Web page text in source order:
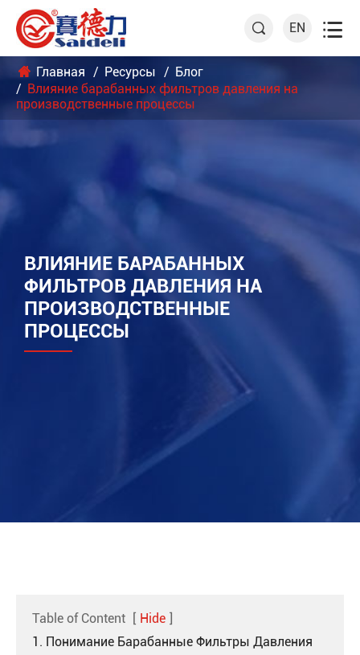
 EN 
Главная Ресурсы
Блог
Влияние барабанных фильтров давления на
производственные процессы
ВЛИЯНИЕ БАРАБАННЫХ
ФИЛЬТРОВ ДАВЛЕНИЯ НА
ПРОИЗВОДСТВЕННЫЕ
ПРОЦЕССЫ
Table of Content [ Hide ]
1. Понимание Барабанные Фильтры Давления